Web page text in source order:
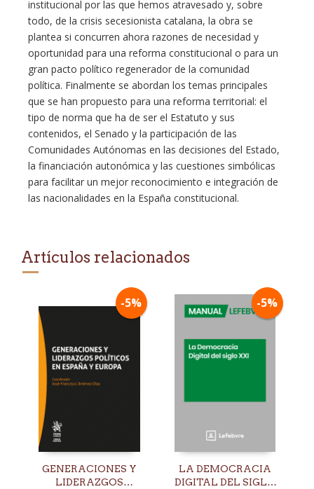
institucional por las que hemos atravesado y, sobre
todo, de la crisis secesionista catalana, la obra se
plantea si concurren ahora razones de necesidad y
oportunidad para una reforma constitucional o para un
gran pacto político regenerador de la comunidad
política. Finalmente se abordan los temas principales
que se han propuesto para una reforma territorial: el
tipo de norma que ha de ser el Estatuto y sus
contenidos, el Senado y la participación de las
Comunidades Autónomas en las decisiones del Estado,
la financiación autonómica y las cuestiones simbólicas
para facilitar un mejor reconocimiento e integración de
las nacionalidades en la España constitucional.
Artículos relacionados
-5%
GENERACIONES Y
LIDERAZGOS
-5%
LA DEMOCRACIA
DIGITAL DEL SIGLO